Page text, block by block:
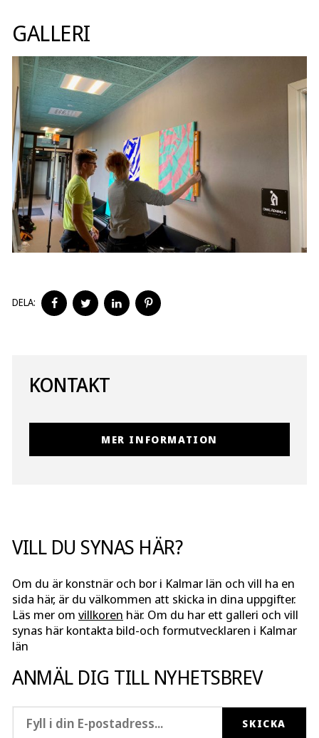
GALLERI
DELA:
DELA
PÅ
DELA
PÅ
DELA
PÅ
PÅ
KONTAKT
MER INFORMATION
VILL DU SYNAS HÄR?
Om du är konstnär och bor i Kalmar län och vill ha en
sida här, är du välkommen att skicka in dina uppgifter.
Läs mer om villkoren här. Om du har ett galleri och vill
synas här kontakta bild-och formutvecklaren i Kalmar
län
ANMÄL DIG TILL NYHETSBREV